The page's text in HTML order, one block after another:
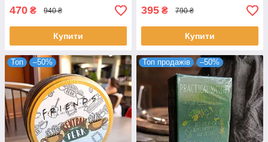
470 ₴ 940 ₴
Купити
395 ₴ 790 ₴
Купити
Топ –50% Топ продажів –50%